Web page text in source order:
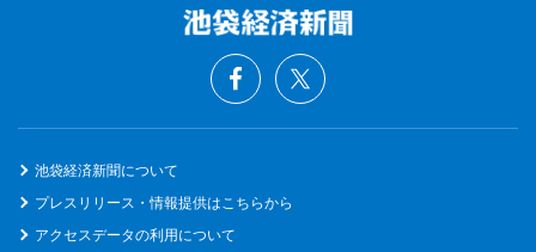
池袋経済新聞について
プレスリリース・情報提供はこちらから
アクセスデータの利用について